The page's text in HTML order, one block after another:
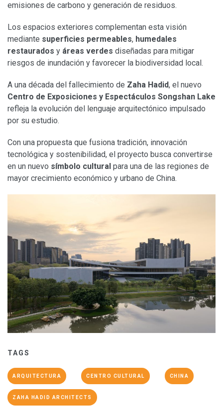
emisiones de carbono y generación de residuos.
Los espacios exteriores complementan esta visión
mediante superficies permeables, humedales
restaurados y áreas verdes diseñadas para mitigar
riesgos de inundación y favorecer la biodiversidad local.
A una década del fallecimiento de Zaha Hadid, el nuevo
Centro de Exposiciones y Espectáculos Songshan Lake
refleja la evolución del lenguaje arquitectónico impulsado
por su estudio.
Con una propuesta que fusiona tradición, innovación
tecnológica y sostenibilidad, el proyecto busca convertirse
en un nuevo símbolo cultural para una de las regiones de
mayor crecimiento económico y urbano de China.
TAGS
ARQUITECTURA CENTRO CULTURAL CHINA
ZAHA HADID ARCHITECTS